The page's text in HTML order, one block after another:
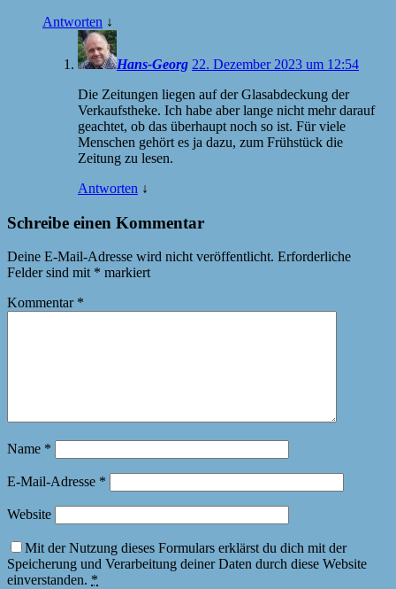
Antworten ↓
Hans-Georg 22. Dezember 2023 um 12:54
Die Zeitungen liegen auf der Glasabdeckung der
Verkaufstheke. Ich habe aber lange nicht mehr darauf
geachtet, ob das überhaupt noch so ist. Für viele
Menschen gehört es ja dazu, zum Frühstück die
Zeitung zu lesen.
Antworten ↓
Schreibe einen Kommentar
Deine E-Mail-Adresse wird nicht veröffentlicht. Erforderliche
Felder sind mit * markiert
Kommentar *
Name *
E-Mail-Adresse *
Website
Mit der Nutzung dieses Formulars erklärst du dich mit der
Speicherung und Verarbeitung deiner Daten durch diese Website
einverstanden. *